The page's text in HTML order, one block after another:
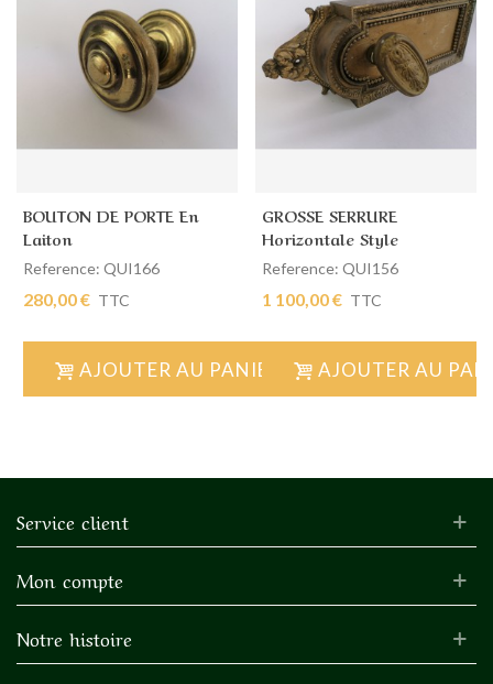
BOUTON DE PORTE En
Laiton
Reference: QUI166
280,00 € TTC
AJOUTER AU PANIER
GROSSE SERRURE
Horizontale Style
Transition
Reference: QUI156
1 100,00 € TTC
AJOUTER AU
Service client
Mon compte
Notre histoire